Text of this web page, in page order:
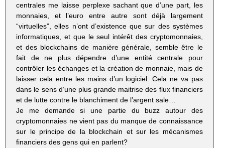
centrales me laisse perplexe sachant que d’une part, les
monnaies, et l’euro entre autre sont déjà largement
“virtuelles”, elles n’ont d’existence que sur des systèmes
informatiques, et que le seul intérêt des cryptomonnaies,
et des blockchains de manière générale, semble être le
fait de ne plus dépendre d’une entité centrale pour
contrôler les échanges et la création de monnaie, mais de
laisser cela entre les mains d’un logiciel. Cela ne va pas
dans le sens d’une plus grande maitrise des flux financiers
et de lutte contre le blanchiment de l’argent sale…
Je me demande si une partie du buzz autour des
cryptomonnaies ne vient pas du manque de connaissance
sur le principe de la blockchain et sur les mécanismes
financiers des gens qui en parlent?